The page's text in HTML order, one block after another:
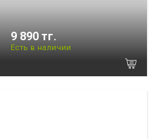
9 890 тг.
Есть в наличии